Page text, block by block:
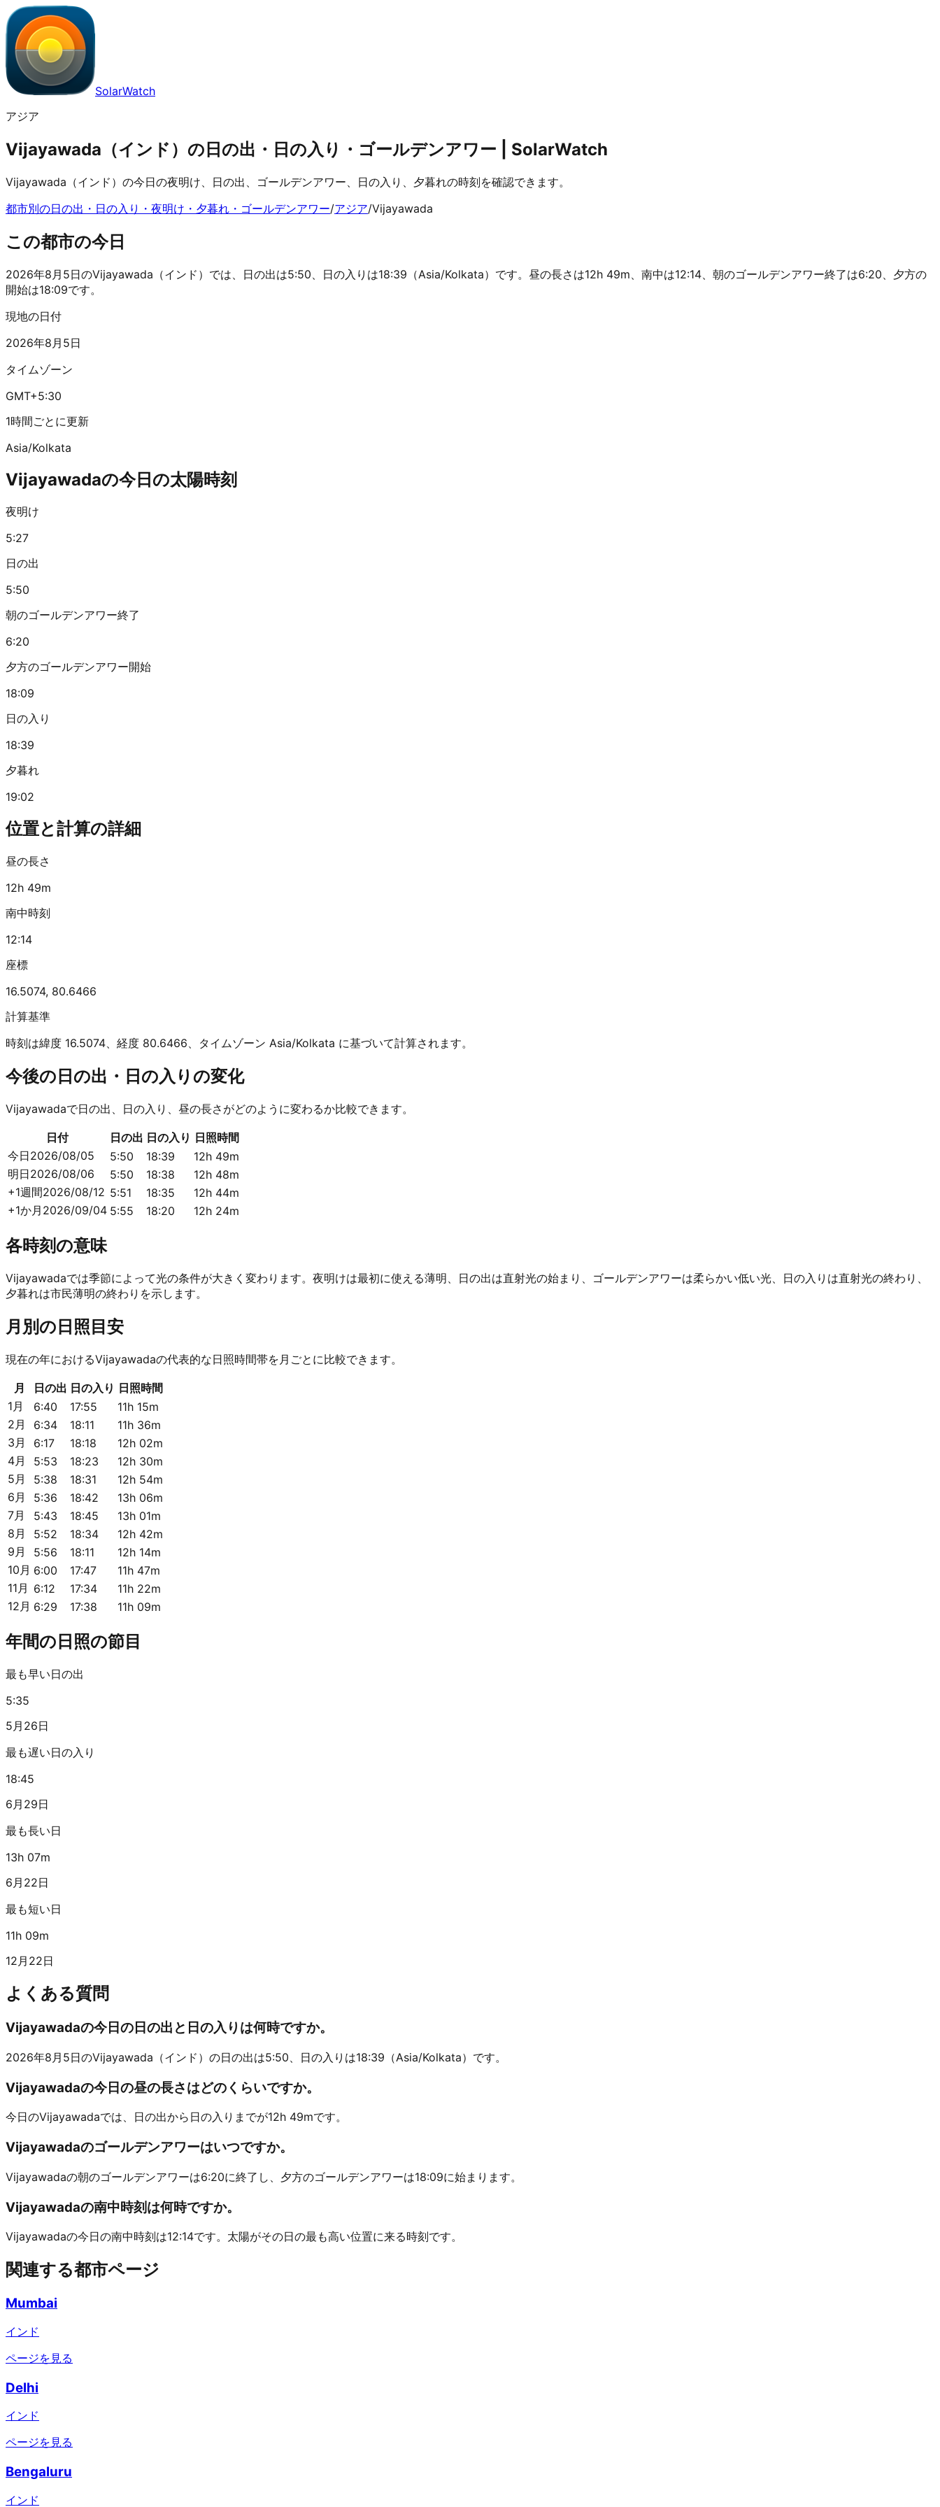
SolarWatch
アジア
Vijayawada（インド）の日の出・日の入り・ゴールデンアワー | SolarWatch
Vijayawada（インド）の今日の夜明け、日の出、ゴールデンアワー、日の入り、夕暮れの時刻を確認できます。
都市別の日の出・日の入り・夜明け・夕暮れ・ゴールデンアワー/アジア/Vijayawada
この都市の今日
2026年8月5日のVijayawada（インド）では、日の出は5:50、日の入りは18:39（Asia/Kolkata）です。昼の長さは12h 49m、南中は12:14、朝のゴールデンアワー終了は6:20、夕方の
開始は18:09です。
現地の日付
2026年8月5日
タイムゾーン
GMT+5:30
1時間ごとに更新
Asia/Kolkata
Vijayawadaの今日の太陽時刻
夜明け
5:27
日の出
5:50
朝のゴールデンアワー終了
6:20
夕方のゴールデンアワー開始
18:09
日の入り
18:39
夕暮れ
19:02
位置と計算の詳細
昼の長さ
12h 49m
南中時刻
12:14
座標
16.5074, 80.6466
計算基準
時刻は緯度 16.5074、経度 80.6466、タイムゾーン Asia/Kolkata に基づいて計算されます。
今後の日の出・日の入りの変化
Vijayawadaで日の出、日の入り、昼の長さがどのように変わるか比較できます。
日付 日の出 日の入り 日照時間
今日2026/08/05 5:50 18:39
12h 49m
明日2026/08/06 5:50 18:38
12h 48m
+1週間2026/08/12 5:51 18:35
12h 44m
+1か月 2026/09/04 5:55 18:20 12h 24m
各時刻の意味
Vijayawadaでは季節によって光の条件が大きく変わります。夜明けは最初に使える薄明、日の出は直射光の始まり、ゴールデンアワーは柔らかい低い光、日の入りは直射光の終わり、
夕暮れは市民薄明の終わりを示します。
月別の日照目安
現在の年におけるVijayawadaの代表的な日照時間帯を月ごとに比較できます。
月 日の出 日の入り 日照時間
1月
6:40 17:55
11h 15m
2月
6:34 18:11
11h 36m
3月
6:17 18:18
12h 02m
4月
5:53 18:23
12h 30m
5月
5:38 18:31
12h 54m
6月
5:36 18:42
13h 06m
7月
5:43 18:45
13h 01m
8月
5:52 18:34
12h 42m
9月
5:56 18:11
12h 14m
10月 6:00 17:47
11h 47m
11月 6:12 17:34
11h 22m
12月 6:29 17:38 11h 09m
年間の日照の節目
最も早い日の出
5:35
5月26日
最も遅い日の入り
18:45
6月29日
最も長い日
13h 07m
6月22日
最も短い日
11h 09m
12月22日
よくある質問
Vijayawadaの今日の日の出と日の入りは何時ですか。
2026年8月5日のVijayawada（インド）の日の出は5:50、日の入りは18:39（Asia/Kolkata）です。
Vijayawadaの今日の昼の長さはどのくらいですか。
今日のVijayawadaでは、日の出から日の入りまでが12h 49mです。
Vijayawadaのゴールデンアワーはいつですか。
Vijayawadaの朝のゴールデンアワーは6:20に終了し、夕方のゴールデンアワーは18:09に始まります。
Vijayawadaの南中時刻は何時ですか。
Vijayawadaの今日の南中時刻は12:14です。太陽がその日の最も高い位置に来る時刻です。
関連する都市ページ
Mumbai
インド
ページを見る
Delhi
インド
ページを見る
Bengaluru
インド